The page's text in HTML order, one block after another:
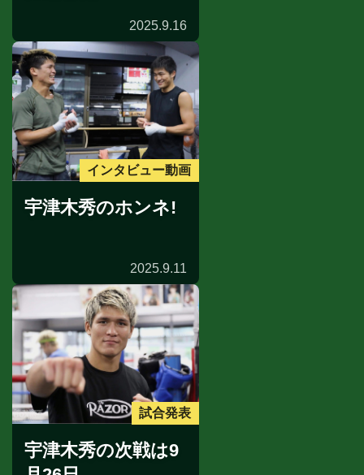
2025.9.16
インタビュー動画
宇津木秀のホンネ!
2025.9.11
試合発表
宇津木秀の次戦は9